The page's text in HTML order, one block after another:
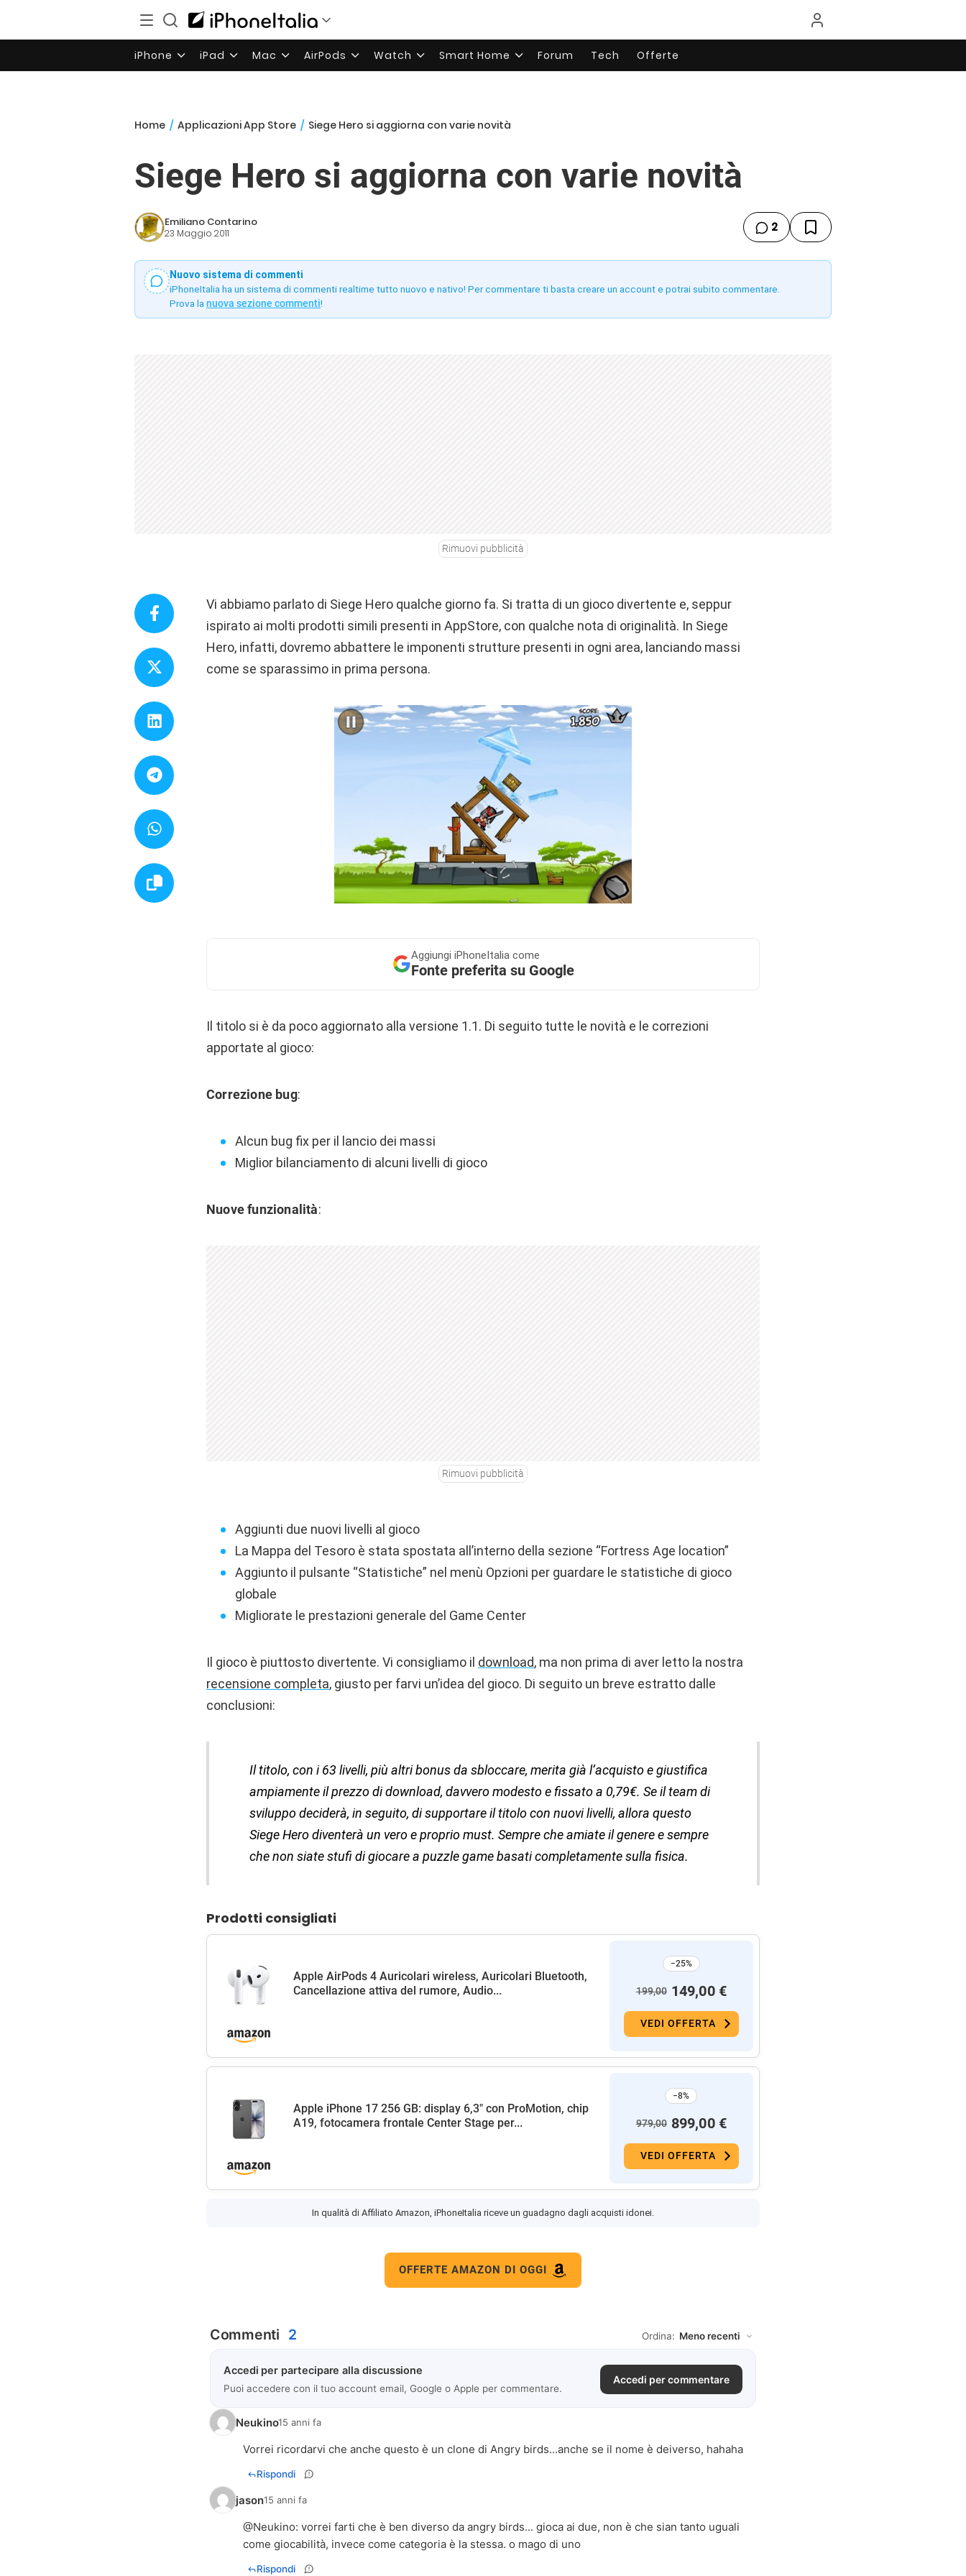
iPhone iPad Mac AirPods Watch Smart Home Forum Tech Offerte
Home / Applicazioni App Store / Siege Hero si aggiorna con varie novità
Siege Hero si aggiorna con varie novità
Emiliano Contarino
23 Maggio 2011 2
Nuovo sistema di commenti
iPhoneItalia ha un sistema di commenti realtime tutto nuovo e nativo! Per commentare ti basta creare un account e potrai subito commentare.
Prova la nuova sezione commenti!
Rimuovi pubblicità
Vi abbiamo parlato di Siege Hero qualche giorno fa. Si tratta di un gioco divertente e, seppur
ispirato ai molti prodotti simili presenti in AppStore, con qualche nota di originalità. In Siege
Hero, infatti, dovremo abbattere le imponenti strutture presenti in ogni area, lanciando massi
come se sparassimo in prima persona.
Aggiungi iPhoneItalia come
Fonte preferita su Google
Il titolo si è da poco aggiornato alla versione 1.1. Di seguito tutte le novità e le correzioni
apportate al gioco:
Correzione bug:
Alcun bug fix per il lancio dei massi
Miglior bilanciamento di alcuni livelli di gioco
Nuove funzionalità:
Rimuovi pubblicità
Aggiunti due nuovi livelli al gioco
La Mappa del Tesoro è stata spostata all’interno della sezione “Fortress Age location”
Aggiunto il pulsante “Statistiche” nel menù Opzioni per guardare le statistiche di gioco
globale
Migliorate le prestazioni generale del Game Center
Il gioco è piuttosto divertente. Vi consigliamo il download, ma non prima di aver letto la nostra
recensione completa, giusto per farvi un’idea del gioco. Di seguito un breve estratto dalle
conclusioni:
Il titolo, con i 63 livelli, più altri bonus da sbloccare, merita già l’acquisto e giustifica
ampiamente il prezzo di download, davvero modesto e fissato a 0,79€. Se il team di
sviluppo deciderà, in seguito, di supportare il titolo con nuovi livelli, allora questo
Siege Hero diventerà un vero e proprio must. Sempre che amiate il genere e sempre
che non siate stufi di giocare a puzzle game basati completamente sulla fisica.
Prodotti consigliati
Apple AirPods 4 Auricolari wireless, Auricolari Bluetooth,
Cancellazione attiva del rumore, Audio...
−25%
199,00 149,00 €
VEDI OFFERTA
Apple iPhone 17 256 GB: display 6,3" con ProMotion, chip
A19, fotocamera frontale Center Stage per...
−8%
979,00 899,00 €
VEDI OFFERTA
In qualità di Affiliato Amazon, iPhoneItalia riceve un guadagno dagli acquisti idonei.
OFFERTE AMAZON DI OGGI
Commenti 2 Ordina:
Accedi per partecipare alla discussione
Puoi accedere con il tuo account email, Google o Apple per commentare.
Accedi per commentare
Neukino15 anni fa
Vorrei ricordarvi che anche questo è un clone di Angry birds...anche se il nome è deiverso, hahaha
Rispondi
jason15 anni fa
@Neukino: vorrei farti che è ben diverso da angry birds... gioca ai due, non è che sian tanto uguali
come giocabilità, invece come categoria è la stessa. o mago di uno
Rispondi